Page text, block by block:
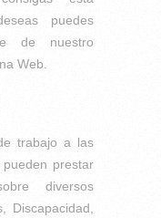
puedes
de nuestro
Web.
trabajo a las
prestar
diversos
Discapacidad,